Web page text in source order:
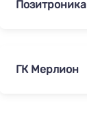
Позитроника
ГК Мерлион